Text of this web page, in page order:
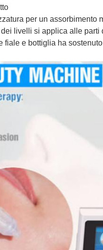
per un assorbimento
livelli si applica alle parti
fiale e bottiglia ha sostenuto